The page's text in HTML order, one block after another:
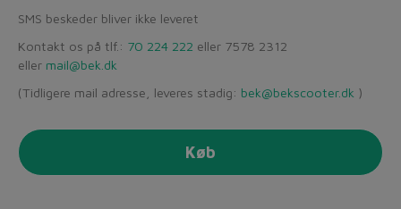
SMS beskeder bliver ikke leveret
Kontakt os på tlf.: 70 224 222 eller 7578 2312
eller mail@bek.dk
(Tidligere mail adresse, leveres stadig: bek@bekscooter.dk )
Køb